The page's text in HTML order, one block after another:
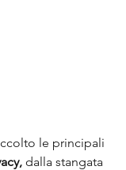
le principali
dalla stangata